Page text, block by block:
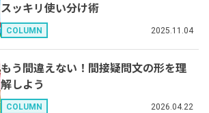
スッキリ使い分け術
COLUMN 2025.11.04
もう間違えない！間接疑問文の形を理
解しよう
COLUMN 2026.04.22